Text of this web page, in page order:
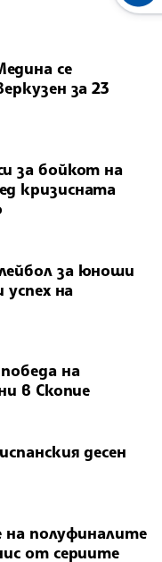
се
за 23
за бойкот на
кризисната
за юноши
успех на
на
в Скопие
десен
на полуфиналите
от сериите